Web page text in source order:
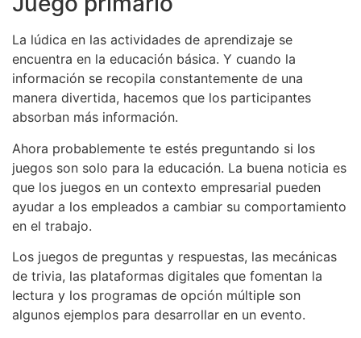
La lúdica en las actividades de aprendizaje se
encuentra en la educación básica. Y cuando la
información se recopila constantemente de una
manera divertida, hacemos que los participantes
absorban más información.
Ahora probablemente te estés preguntando si los
juegos son solo para la educación. La buena noticia es
que los juegos en un contexto empresarial pueden
ayudar a los empleados a cambiar su comportamiento
en el trabajo.
Los juegos de preguntas y respuestas, las mecánicas
de trivia, las plataformas digitales que fomentan la
lectura y los programas de opción múltiple son
algunos ejemplos para desarrollar en un evento.